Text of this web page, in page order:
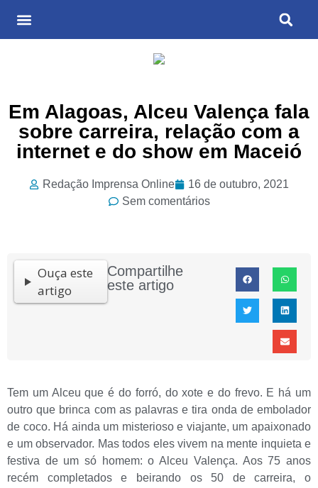
Em Alagoas, Alceu Valença fala
sobre carreira, relação com a
internet e do show em Maceió
Redação Imprensa Online
16 de outubro, 2021
Sem comentários
Ouça este
artigo
Compartilhe
este artigo
Tem um Alceu que é do forró, do xote e do frevo. E há um
outro que brinca com as palavras e tira onda de embolador
de coco. Há ainda um misterioso e viajante, um apaixonado
e um observador. Mas todos eles vivem na mente inquieta e
festiva de um só homem: o Alceu Valença. Aos 75 anos
recém completados e beirando os 50 de carreira, o